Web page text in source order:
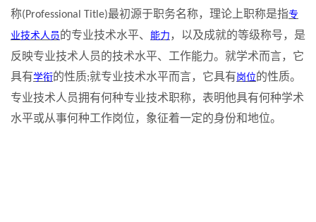
称(Professional Title)最初源于职务名称，理论上职称是指专
业技术人员 的专业技术水平、 能力 ，以及成就的等级称号，是
反映专业技术人员的技术水平、工作能力。就学术而言，它
具有学衔的性质;就专业技术水平而言，它具有岗位的性质。
专业技术人员拥有何种专业技术职称，表明他具有何种学术
水平或从事何种工作岗位，象征着一定的身份和地位。